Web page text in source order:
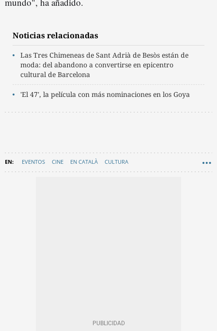
Noticias relacionadas
Las Tres Chimeneas de Sant Adrià de Besòs están de
moda: del abandono a convertirse en epicentro
cultural de Barcelona
'El 47', la película con más nominaciones en los Goya
EVENTOS CINE EN CATALÀ CULTURA